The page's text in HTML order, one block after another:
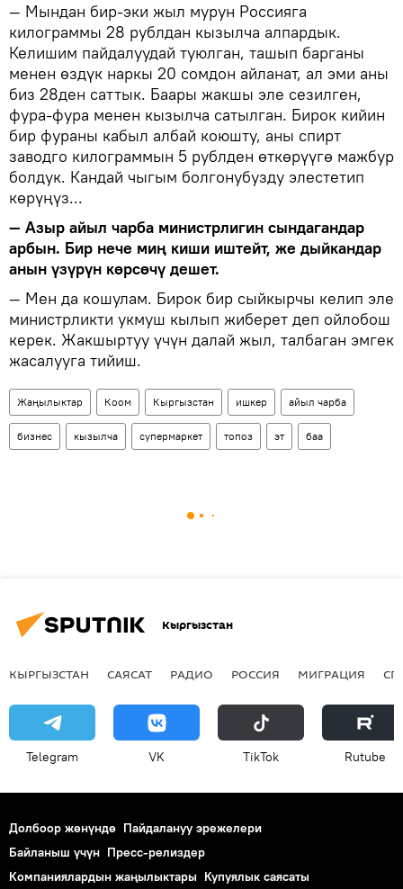
— Мындан бир-эки жыл мурун Россияга
килограммы 28 рублдан кызылча алпардык.
Келишим пайдалуудай туюлган, ташып барганы
менен өздүк наркы 20 сомдон айланат, ал эми аны
биз 28ден саттык. Баары жакшы эле сезилген,
фура-фура менен кызылча сатылган. Бирок кийин
бир фураны кабыл албай коюшту, аны спирт
заводго килограммын 5 рублден өткөрүүгө мажбур
болдук. Кандай чыгым болгонубузду элестетип
көрүңүз...
— Азыр айыл чарба министрлигин сындагандар
арбын. Бир нече миң киши иштейт, же дыйкандар
анын үзүрүн көрсөчү дешет.
— Мен да кошулам. Бирок бир сыйкырчы келип эле
министрликти укмуш кылып жиберет деп ойлобош
керек. Жакшыртуу үчүн далай жыл, талбаган эмгек
жасалууга тийиш.
Жаңылыктар Коом Кыргызстан ишкер айыл чарба
бизнес кызылча супермаркет топоз эт баа
Кыргызстан
КЫРГЫЗСТАН САЯСАТ РАДИО РОССИЯ МИГРАЦИЯ
Telegram VK ТikТоk Rutube
Долбоор жөнүндө Пайдалануу эрежелери
Байланыш үчүн Пресс-релиздер
Компаниялардын жаңылыктары Купуялык саясаты